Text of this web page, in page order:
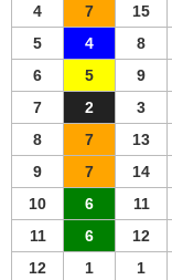
4
7 15
5
4 8
6
5 9
7
2 3
8
7 13
9
7 14
10
6 11
11
6 12
12
1 1